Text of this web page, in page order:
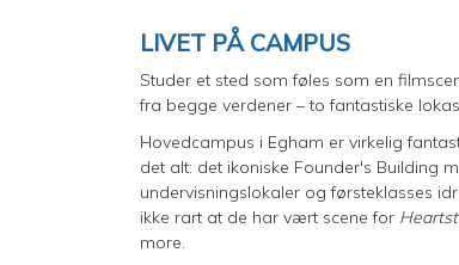
LIVET PÅ CAMPUS
Studer et sted som føles som en
fra begge verdener – to fantastiske
Hovedcampus i Egham er virkelig
det alt: det ikoniske Founder's Building
undervisningslokaler og førsteklasses
ikke rart at de har vært scene for
more.